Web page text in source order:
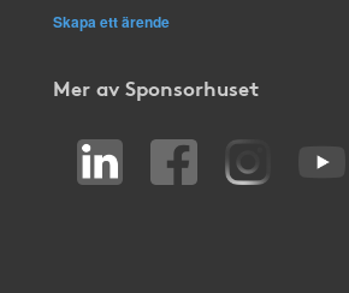
Skapa ett ärende
Mer av Sponsorhuset